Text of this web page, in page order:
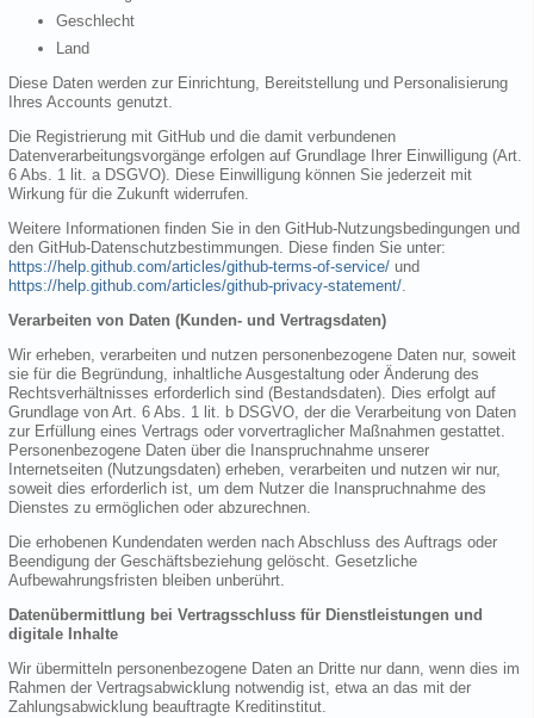
Geschlecht
Land
Diese Daten werden zur Einrichtung, Bereitstellung und Personalisierung
Ihres Accounts genutzt.
Die Registrierung mit GitHub und die damit verbundenen
Datenverarbeitungsvorgänge erfolgen auf Grundlage Ihrer Einwilligung (Art.
6 Abs. 1 lit. a DSGVO). Diese Einwilligung können Sie jederzeit mit
Wirkung für die Zukunft widerrufen.
Weitere Informationen finden Sie in den GitHub-Nutzungsbedingungen und
den GitHub-Datenschutzbestimmungen. Diese finden Sie unter:
https://help.github.com/articles/github-terms-of-service/ und
https://help.github.com/articles/github-privacy-statement/.
Verarbeiten von Daten (Kunden- und Vertragsdaten)
Wir erheben, verarbeiten und nutzen personenbezogene Daten nur, soweit
sie für die Begründung, inhaltliche Ausgestaltung oder Änderung des
Rechtsverhältnisses erforderlich sind (Bestandsdaten). Dies erfolgt auf
Grundlage von Art. 6 Abs. 1 lit. b DSGVO, der die Verarbeitung von Daten
zur Erfüllung eines Vertrags oder vorvertraglicher Maßnahmen gestattet.
Personenbezogene Daten über die Inanspruchnahme unserer
Internetseiten (Nutzungsdaten) erheben, verarbeiten und nutzen wir nur,
soweit dies erforderlich ist, um dem Nutzer die Inanspruchnahme des
Dienstes zu ermöglichen oder abzurechnen.
Die erhobenen Kundendaten werden nach Abschluss des Auftrags oder
Beendigung der Geschäftsbeziehung gelöscht. Gesetzliche
Aufbewahrungsfristen bleiben unberührt.
Datenübermittlung bei Vertragsschluss für Dienstleistungen und
digitale Inhalte
Wir übermitteln personenbezogene Daten an Dritte nur dann, wenn dies im
Rahmen der Vertragsabwicklung notwendig ist, etwa an das mit der
Zahlungsabwicklung beauftragte Kreditinstitut.